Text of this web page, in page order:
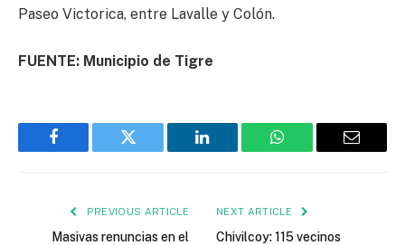
Paseo Victorica, entre Lavalle y Colón.
FUENTE: Municipio de Tigre
Facebook Twitter LinkedIn WhatsApp Email
PREVIOUS ARTICLE
Masivas renuncias en el
NEXT ARTICLE
Chivilcoy: 115 vecinos